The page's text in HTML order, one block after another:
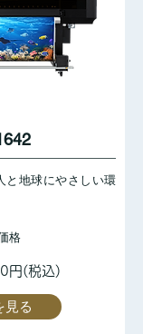
と地球にやさしい環
格
円(税込)
見る